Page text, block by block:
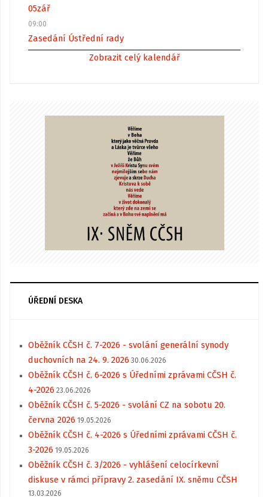
05zář
09:00
Zasedání Ústřední rady
Zobrazit celý kalendář
ÚŘEDNÍ DESKA
Oběžník CČSH č. 7-2026 - svolání generální synody
duchovních na 24. 9. 2026 30.06.2026
Oběžník CČSH č. 6-2026 s Úředními zprávami CČSH č.
4-2026 23.06.2026
Oběžník CČSH č. 5-2026 - svolání CZ na sobotu 20.
června 2026 19.05.2026
Oběžník CČSH č. 4-2026 s Úředními zprávami CČSH č.
3-2026 19.05.2026
Oběžník CČSH č. 3/2026 - vyhlášení celocírkevní
diskuse v rámci přípravy 2. zasedání IX. sněmu CČSH
13.03.2026